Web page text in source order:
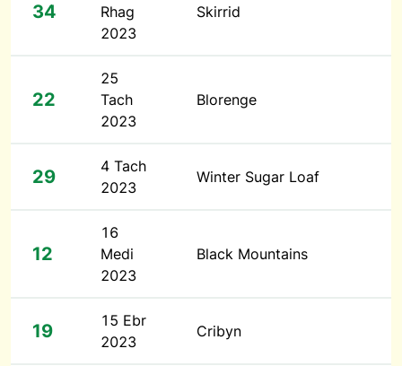
34
Rhag
2023
Skirrid
22
25
Tach
2023
Blorenge
29
4 Tach
2023
Winter Sugar Loaf
12
16
Medi
2023
Black Mountains
19
15 Ebr
2023
Cribyn